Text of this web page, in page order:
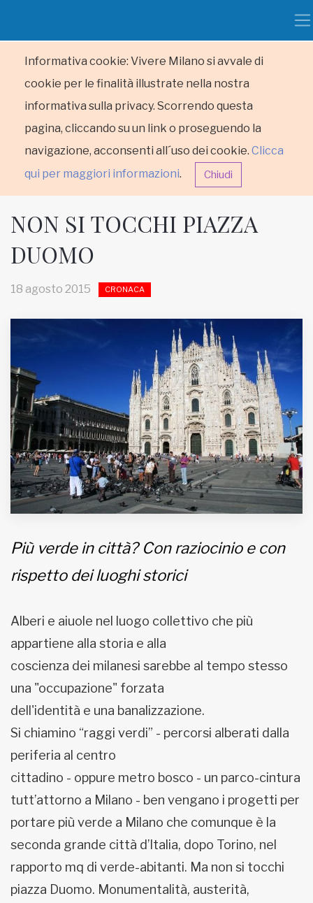
Informativa cookie: Vivere Milano si avvale di
cookie per le finalità illustrate nella nostra
informativa sulla privacy. Scorrendo questa
pagina, cliccando su un link o proseguendo la
navigazione, acconsenti all´uso dei cookie. Clicca
qui per maggiori informazioni. Chiudi
HOME
Inviateci le vostre segnalazioni
Iscriviti alla newsletter
www.viveremilano.info
Fondato e diretto da Enzo De
Bernardis
EDB edizioni - Via Brivio angolo C.
Informativa sulla privacy
NON SI TOCCHI PIAZZA
DUOMO
18 agosto 2015 CRONACA
Più verde in città? Con raziocinio e con
rispetto dei luoghi storici
Alberi e aiuole nel luogo collettivo che più
appartiene alla storia e alla
coscienza dei milanesi sarebbe al tempo stesso
una "occupazione" forzata
dell'identità e una banalizzazione.
Si chiamino “raggi verdi” - percorsi alberati dalla
periferia al centro
cittadino - oppure metro bosco - un parco-cintura
tutt’attorno a Milano - ben vengano i progetti per
portare più verde a Milano che comunque è la
seconda grande città d’Italia, dopo Torino, nel
rapporto mq di verde-abitanti. Ma non si tocchi
piazza Duomo. Monumentalità, austerità,